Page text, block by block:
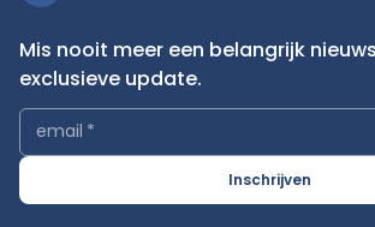
Mis nooit meer een belangrijk
exclusieve update.
email *
Inschrijven